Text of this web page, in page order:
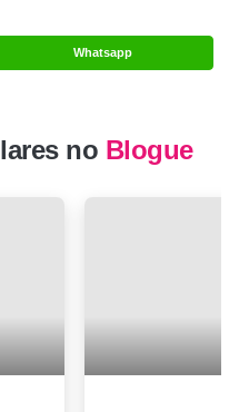
Whatsapp
no Blogue